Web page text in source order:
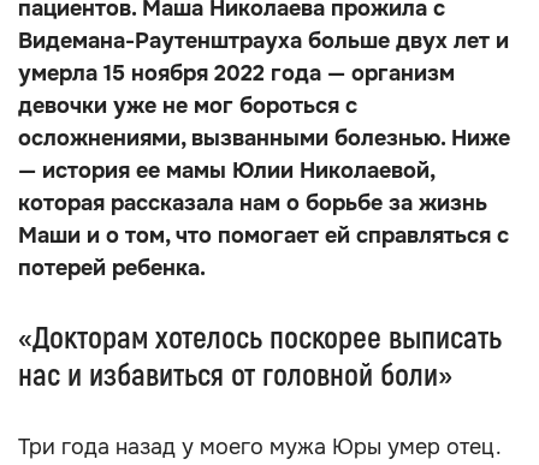
пациентов. Маша Николаева прожила с
Видемана-Раутенштрауха больше двух лет и
умерла 15 ноября 2022 года — организм
девочки уже не мог бороться с
осложнениями, вызванными болезнью. Ниже
— история ее мамы Юлии Николаевой,
которая рассказала нам о борьбе за жизнь
Маши и о том, что помогает ей справляться с
потерей ребенка.
«Докторам хотелось поскорее выписать
нас и избавиться от головной боли»
Три года назад у моего мужа Юры умер отец.